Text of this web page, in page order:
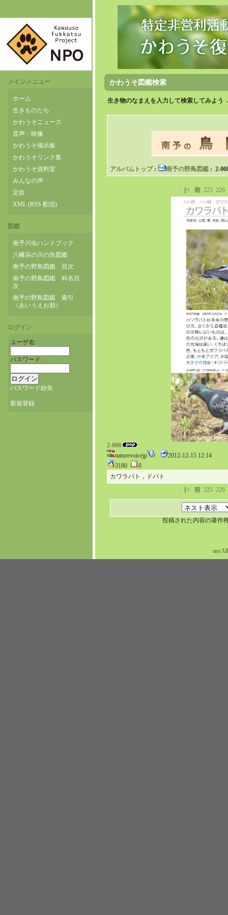
メインメニュー
ホーム
生きものたち
かわうそニュース
音声・映像
かわうそ掲示板
かわうそリンク集
かわうそ資料室
みんなの声
定款
XML (RSS 配信)
図鑑
南予川虫ハンドブック
八幡浜の川の魚図鑑
南予の野鳥図鑑 目次
南予の野鳥図鑑 科名目
次
南予の野鳥図鑑 索引
（あいうえお順）
ログイン
ユーザ名:
パスワード:
パスワード紛失
新規登録
かわうそ図鑑検索
生き物のなまえを入力して検索してみよう
アルバムトップ: 南予の野鳥図鑑 : 2-
[< 前 225 226
2-008
naturevoicejp
2012-12-15 12:14
3180
0
カワラバト，ドバト
[<
前 225 226
投稿された内容の著作